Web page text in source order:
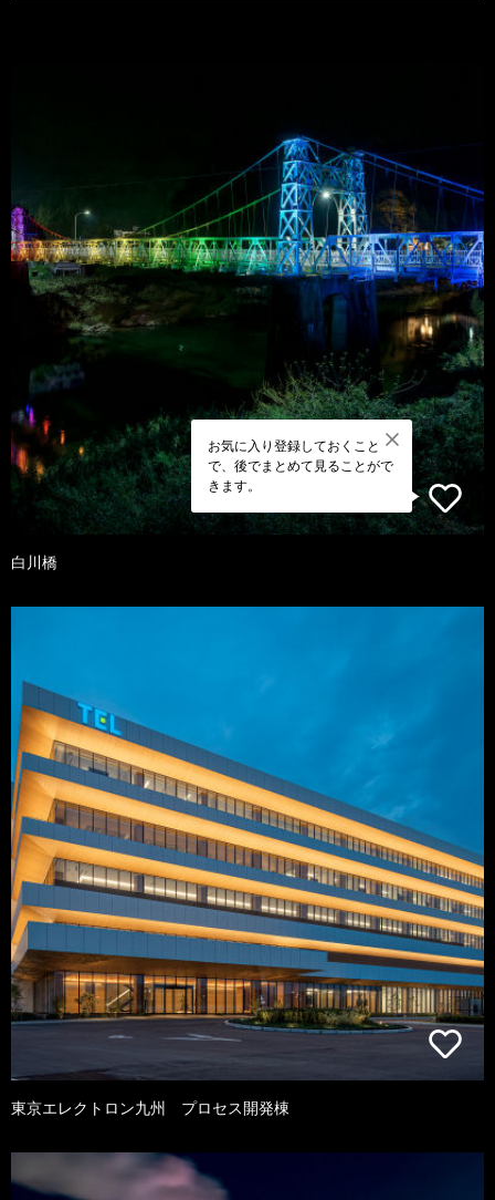
お気に入り登録しておくこと
で、後でまとめて見ることがで
きます。
白川橋
東京エレクトロン九州 プロセス開発棟